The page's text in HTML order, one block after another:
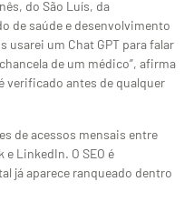
do São Luís, da
de saúde e desenvolvimento
usarei um Chat GPT para falar
de um médico”, afirma
verificado antes de qualquer
de acessos mensais entre
LinkedIn. O SEO é
já aparece ranqueado dentro